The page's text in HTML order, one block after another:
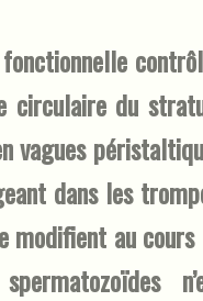
circulaire du
vagues
dans les
modifient au cours